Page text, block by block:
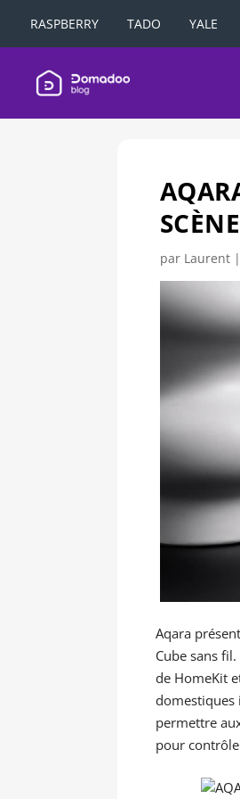
RASPBERRY TADO YALE
par Laurent|
Aqara
Cube sans
de HomeKit
domestiques
permettre
pour